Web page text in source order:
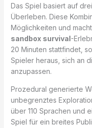
Das Spiel basiert auf
Überleben. Diese
Möglichkeiten und
sandbox survival-
20 Minuten stattfindet,
Spieler heraus, sich an
anzupassen.
Prozedural generierte
unbegrenztes
über 110 Sprachen und
Spiel für ein breites